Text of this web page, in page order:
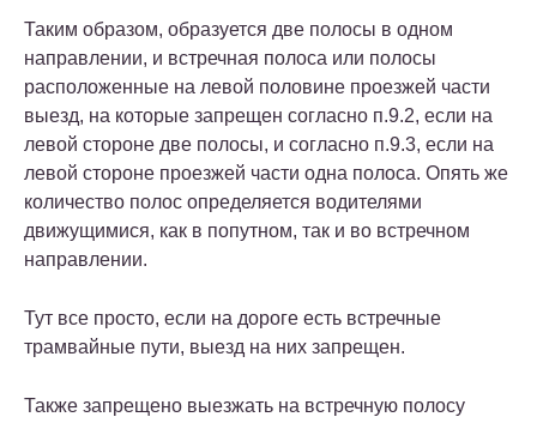
Таким образом, образуется две полосы в одном
направлении, и встречная полоса или полосы
расположенные на левой половине проезжей части
выезд, на которые запрещен согласно п.9.2, если на
левой стороне две полосы, и согласно п.9.3, если на
левой стороне проезжей части одна полоса. Опять же
количество полос определяется водителями
движущимися, как в попутном, так и во встречном
направлении.
Тут все просто, если на дороге есть встречные
трамвайные пути, выезд на них запрещен.
Также запрещено выезжать на встречную полосу